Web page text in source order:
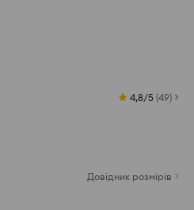
4,8/5 (49)
Довідник розмірів